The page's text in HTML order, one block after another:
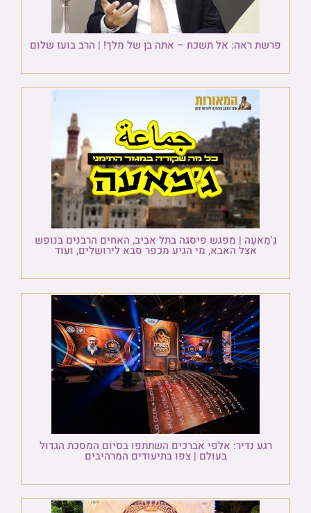
פרשת ראה: אל תשכח – אתה בן של מלך! | הרב בועז שלום
גַ'מַאעַה | מפגש פיסגה בתל אביב, האחים הרבנים בנופש
אצל האבא, מי הגיע מכפר סבא לירושלים, ועוד
רגע נדיר: אלפי אברכים השתתפו בסיום המסכת הגדול
בעולם | צפו בתיעודים המרהיבים